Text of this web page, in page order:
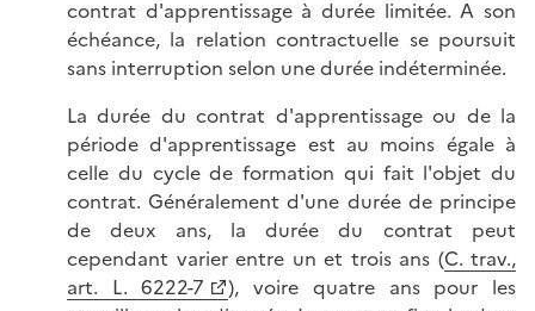
contrat d'apprentissage à durée limitée. A son
échéance, la relation contractuelle se poursuit
sans interruption selon une durée indéterminée.
La durée du contrat d'apprentissage ou de la
période d'apprentissage est au moins égale à
celle du cycle de formation qui fait l'objet du
contrat. Généralement d'une durée de principe
de deux ans, la durée du contrat peut
cependant varier entre un et trois ans (C. trav.,
art. L. 6222-7
), voire quatre ans pour les